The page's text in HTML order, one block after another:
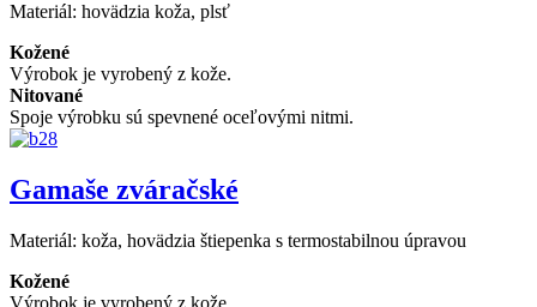
Materiál: hovädzia koža, plsť
Kožené
Výrobok je vyrobený z kože.
Nitované
Spoje výrobku sú spevnené oceľovými nitmi.
Gamaše zváračské
Materiál: koža, hovädzia štiepenka s termostabilnou úpravou
Kožené